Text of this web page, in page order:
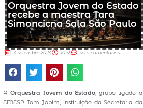
Orquestra Jovem do Estado
recebe a maestra Tara
Simoncicna Sala São Paulo
4 setembro 2024 10:59 sem comentários
A Orquestra Jovem do Estado, grupo ligado à
EMESP Tom Jobim, instituição da Secretaria da